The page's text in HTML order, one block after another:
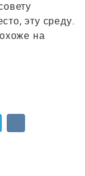
эту среду.
на